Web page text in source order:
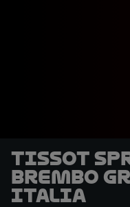
Tissot
Brembo
Italia